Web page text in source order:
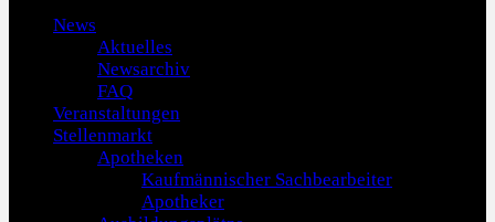
News
Aktuelles
Newsarchiv
FAQ
Veranstaltungen
Stellenmarkt
Apotheken
Kaufmännischer Sachbearbeiter
Apotheker